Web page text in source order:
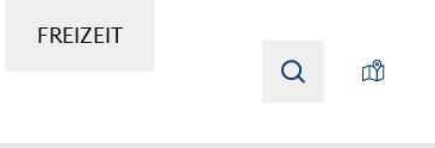
FREIZEIT